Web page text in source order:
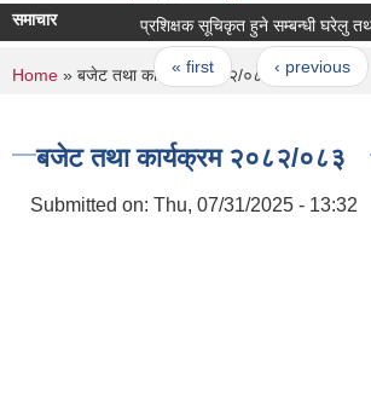
समाचार प्रशिक्षक सूचिकृत हुने सम्बन्धी घरेलु तथा
Pages
« first ‹ previous
You are here
Home » बजेट तथा कार्यक्रम २०८२/०८३
बजेट तथा कार्यक्रम २०८२/०८३
Submitted on: Thu, 07/31/2025 - 13:32